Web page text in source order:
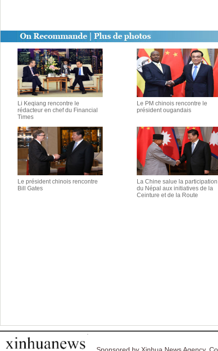
Li Keqiang rencontre le
rédacteur en chef du Financial
Times
Le PM chinois rencontre le
président ougandais
Le président chinois rencontre
Bill Gates
La Chine salue la participation
du Népal aux initiatives de la
Ceinture et de la Route